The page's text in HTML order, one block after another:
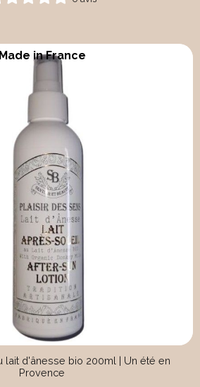
lait d'ânesse bio 200ml | Un été en
Provence
Made in France